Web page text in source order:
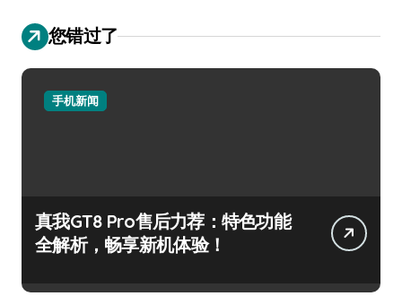
您错过了
手机新闻
真我GT8 Pro售后力荐：特色功能
全解析，畅享新机体验！